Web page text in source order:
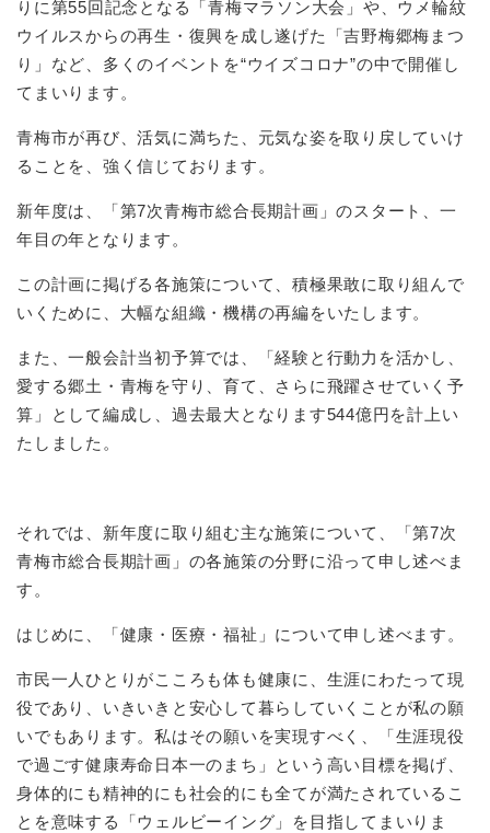
りに第55回記念となる「青梅マラソン大会」や、ウメ輪紋
ウイルスからの再生・復興を成し遂げた「吉野梅郷梅まつ
り」など、多くのイベントを“ウイズコロナ”の中で開催し
てまいります。
青梅市が再び、活気に満ちた、元気な姿を取り戻していけ
ることを、強く信じております。
新年度は、「第7次青梅市総合長期計画」のスタート、一
年目の年となります。
この計画に掲げる各施策について、積極果敢に取り組んで
いくために、大幅な組織・機構の再編をいたします。
また、一般会計当初予算では、「経験と行動力を活かし、
愛する郷土・青梅を守り、育て、さらに飛躍させていく予
算」として編成し、過去最大となります544億円を計上い
たしました。
それでは、新年度に取り組む主な施策について、「第7次
青梅市総合長期計画」の各施策の分野に沿って申し述べま
す。
はじめに、「健康・医療・福祉」について申し述べます。
市民一人ひとりがこころも体も健康に、生涯にわたって現
役であり、いきいきと安心して暮らしていくことが私の願
いでもあります。私はその願いを実現すべく、「生涯現役
で過ごす健康寿命日本一のまち」という高い目標を掲げ、
身体的にも精神的にも社会的にも全てが満たされているこ
とを意味する「ウェルビーイング」を目指してまいりま